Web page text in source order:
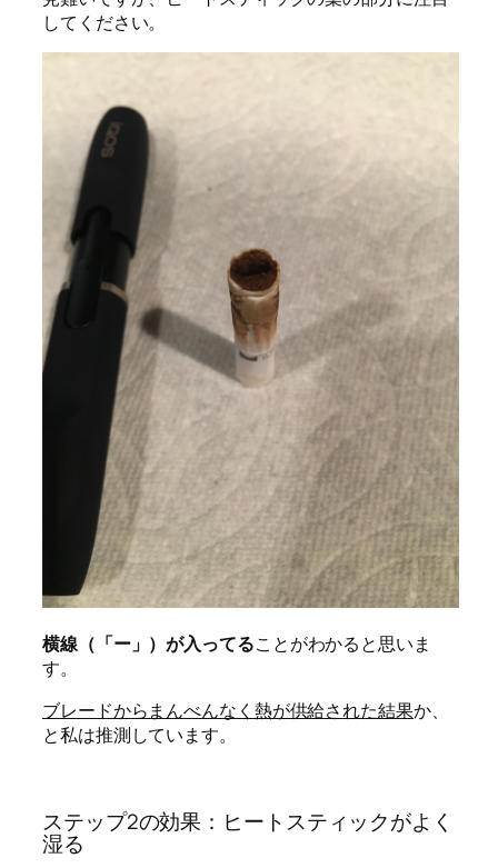
してください。
横線（「ー」）が入ってることがわかると思いま
す。
ブレードからまんべんなく熱が供給された結果か、
と私は推測しています。
ステップ2の効果：ヒートスティックがよく
湿る